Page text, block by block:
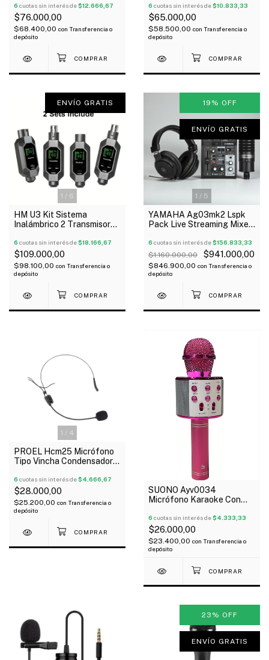
6 cuotas sin interés de$12.666,67
$76.000,00
$68.400,00 con Transferencia o
depósito
6 cuotas sin interés de$10.833,33
$65.000,00
$58.500,00 con Transferencia o
depósito
1 / 6
ENVÍO GRATIS
HM U3 Kit Sistema
Inalámbrico 2 Transmisores
Micrófono Recargable Xlr
2.4 GHz
6 cuotas sin interés de$18.166,67
$109.000,00
$98.100,00 con Transferencia o
depósito
1 / 5
19 % OFF
ENVÍO GRATIS
YAMAHA Ag03mk2 Lspk
Pack Live Streaming Mixer
Youtuber SALE
6 cuotas sin interés de$156.833,33
$1.160.000,00 $941.000,00
$846.900,00 con Transferencia o
depósito
1 / 4
PROEL Hcm25 Micrófono
Tipo Vincha Condensador 4
6 cuotas sin interés de$4.666,67
$28.000,00
$25.200,00 con Transferencia o
depósito
SUONO Ayv0034
Micrófono Karaoke Con
6 cuotas sin interés de$4.333,33
$26.000,00
$23.400,00 con Transferencia o
depósito
23 % OFF
ENVÍO GRATIS